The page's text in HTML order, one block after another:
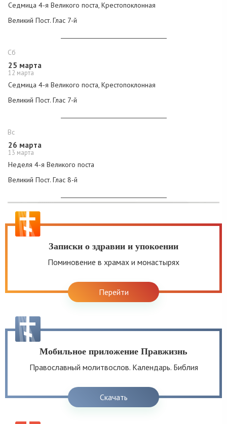
Седмица 4-я Великого поста, Крестопоклонная
Великий Пост. Глас 7-й
Сб
25 марта
12 марта
Седмица 4-я Великого поста, Крестопоклонная
Великий Пост. Глас 7-й
Вс
26 марта
13 марта
Неделя 4-я Великого поста
Великий Пост. Глас 8-й
Записки о здравии и упокоении
Поминовение в храмах и монастырях
Перейти
Мобильное приложение Правжизнь
Православный молитвослов. Календарь. Библия
Скачать